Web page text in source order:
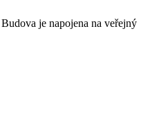
je napojena na veřejný